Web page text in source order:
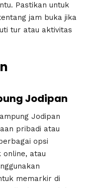
Pastikan untuk
jam buka jika
tur atau aktivitas
Jodipan
Jodipan
pribadi atau
opsi
atau
memarkir di